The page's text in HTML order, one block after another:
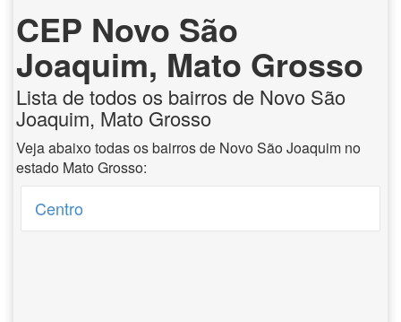
CEP Novo São
Joaquim, Mato Grosso
Lista de todos os bairros de Novo São
Joaquim, Mato Grosso
Veja abaixo todas os bairros de Novo São Joaquim no
estado Mato Grosso:
Centro